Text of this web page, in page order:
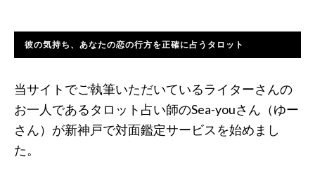
彼の気持ち、あなたの恋の行方を正確に占うタロット
当サイトでご執筆いただいているライターさんの
お一人であるタロット占い師のSea-youさん（ゆー
さん）が新神戸で対面鑑定サービスを始めまし
た。